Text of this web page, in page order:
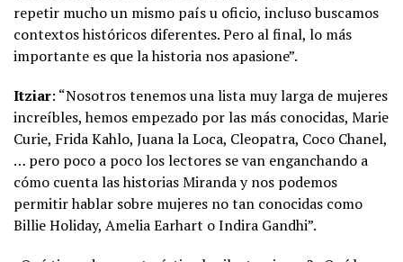
repetir mucho un mismo país u oficio, incluso buscamos
contextos históricos diferentes. Pero al final, lo más
importante es que la historia nos apasione”.
Itziar: “Nosotros tenemos una lista muy larga de mujeres
increíbles, hemos empezado por las más conocidas, Marie
Curie, Frida Kahlo, Juana la Loca, Cleopatra, Coco Chanel,
… pero poco a poco los lectores se van enganchando a
cómo cuenta las historias Miranda y nos podemos
permitir hablar sobre mujeres no tan conocidas como
Billie Holiday, Amelia Earhart o Indira Gandhi”.